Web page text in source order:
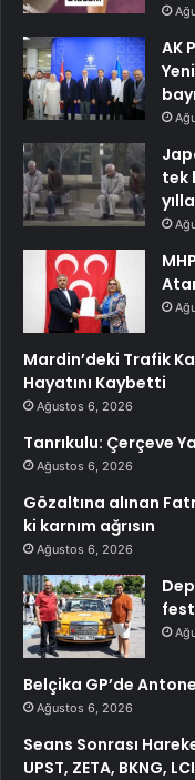
AK
tek
Mardin’deki Trafik
Hayatını Kaybetti
Ağustos 6, 2026
Tanrıkulu: Çerçeve
Ağustos 6, 2026
Gözaltına alınan
ki karnım ağrısın
Ağustos 6, 2026
Belçika GP’de
Ağustos 6, 2026
Seans Sonrası
UPST, ZETA, BKNG,